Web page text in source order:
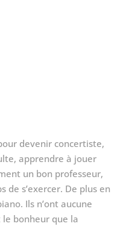
devenir concertiste,
apprendre à jouer
un bon professeur,
s’exercer. De plus en
Ils n’ont aucune
bonheur que la